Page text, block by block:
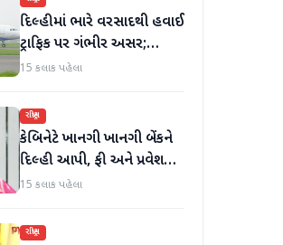
દિલ્હીમાં ભારે વરસાદથી હવાઈ
ટ્રાફિક પર ગંભીર અસર;
ઈન્ડિગોએ મુસાફરો માટે
15 કલાક પહેલા
રાષ્ટ્રીય
કેબિનેટે ખાનગી ખાનગી બેંકને
દિલ્હી આપી, ફી અને પ્રવેશ
માટે નવા નિયમો વિશે જાણો
15 કલાક પહેલા
રાષ્ટ્રીય